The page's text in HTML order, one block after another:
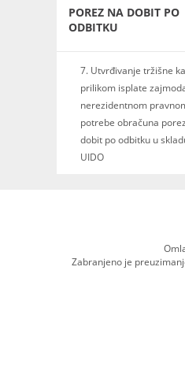
POREZ NA DOBIT PO
ODBITKU
7. Utvrđivanje tržišne
prilikom isplate
nerezidentnom
potrebe obračuna
dobit po odbitku u
UIDO
Zabranjeno je